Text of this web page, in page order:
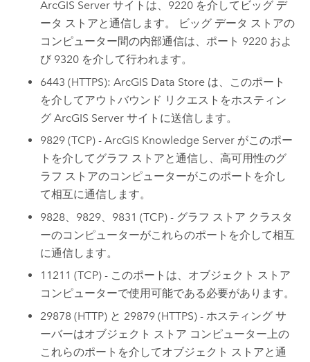
ArcGIS Server サイトは、9220 を介してビッグ デ
ータ ストアと通信します。 ビッグ データ ストアの
コンピューター間の内部通信は、ポート 9220 およ
び 9320 を介して行われます。
6443 (HTTPS):ArcGIS Data Store は、このポート
を介してアウトバウンド リクエストをホスティン
グArcGIS Server サイトに送信します。
9829 (TCP) -ArcGIS Knowledge Server がこのポー
トを介してグラフ ストアと通信し、高可用性のグ
ラフ ストアのコンピューターがこのポートを介し
て相互に通信します。
9828、9829、9831 (TCP) - グラフ ストア クラスタ
ーのコンピューターがこれらのポートを介して相互
に通信します。
11211 (TCP) - このポートは、オブジェクト ストア
コンピューターで使用可能である必要があります。
29878 (HTTP) と 29879 (HTTPS) - ホスティング サ
ーバーはオブジェクト ストア コンピューター上の
これらのポートを介してオブジェクト ストアと通